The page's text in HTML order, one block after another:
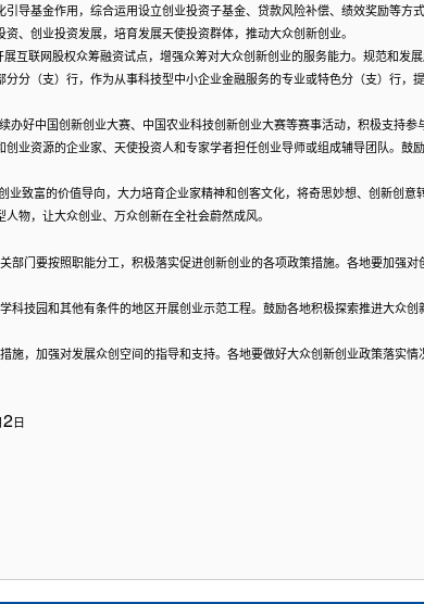
导基金作用，综合运用设立创业投资子基金、贷款风险补偿、绩效奖励等方
、创业投资发展，培育发展天使投资群体，推动大众创新创业。
互联网股权众筹融资试点，增强众筹对大众创新创业的服务能力。规范和发
分（支）行，作为从事科技型中小企业金融服务的专业或特色分（支）行，
好中国创新创业大赛、中国农业科技创新创业大赛等赛事活动，积极支持参
业资源的企业家、天使投资人和专家学者担任创业导师或组成辅导团队。鼓
致富的价值导向，大力培育企业家精神和创客文化，将奇思妙想、创新创意
物，让大众创业、万众创新在全社会蔚然成风。
门要按照职能分工，积极落实促进创新创业的各项政策措施。各地要加强对
技园和其他有条件的地区开展创业示范工程。鼓励各地积极探索推进大众创
，加强对发展众创空间的指导和支持。各地要做好大众创新创业政策落实情
2日